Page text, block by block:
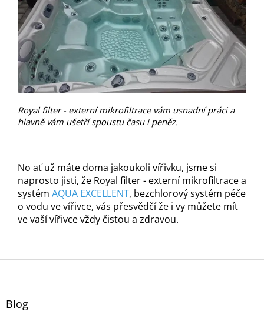
Royal filter - externí mikrofiltrace vám usnadní práci a
hlavně vám ušetří spoustu času i peněz.
No ať už máte doma jakoukoli vířivku, jsme si
naprosto jisti, že Royal filter - externí mikrofiltrace a
systém AQUA EXCELLENT, bezchlorový systém péče
o vodu ve vířivce, vás přesvědčí že i vy můžete mít
ve vaší vířivce vždy čistou a zdravou.
Z
Blog